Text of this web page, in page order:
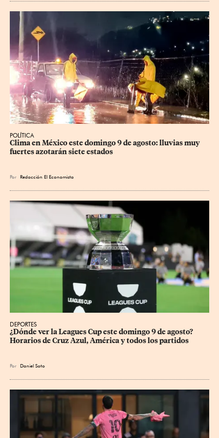
POLÍTICA
Clima en México este domingo 9 de agosto: lluvias muy
fuertes azotarán siete estados
Por Redacción El Economista
DEPORTES
¿Dónde ver la Leagues Cup este domingo 9 de agosto?
Horarios de Cruz Azul, América y todos los partidos
Por Daniel Soto